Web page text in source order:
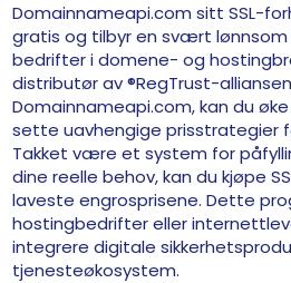
Domainnameapi.com sitt SSL-
gratis og tilbyr en svært
bedrifter i domene- og
distributør av ®RegTrust-
Domainnameapi.com, kan du
sette uavhengige prisstrategier
Takket være et system for
dine reelle behov, kan du kjøpe
laveste engrosprisene. Dette
hostingbedrifter eller
integrere digitale
tjenesteøkosystem.